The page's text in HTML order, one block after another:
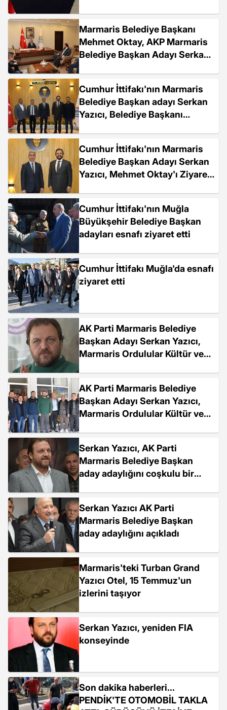
Marmaris Belediye Başkanı
Mehmet Oktay, AKP Marmaris
Belediye Başkan Adayı Serkan
Cumhur İttifakı'nın Marmaris
Belediye Başkan adayı Serkan
Yazıcı, Belediye Başkanı
Cumhur İttifakı'nın Marmaris
Belediye Başkan Adayı Serkan
Yazıcı, Mehmet Oktay'ı Ziyaret
Cumhur İttifakı'nın Muğla
Büyükşehir Belediye Başkan
adayları esnafı ziyaret etti
Cumhur İttifakı Muğla'da esnafı
ziyaret etti
AK Parti Marmaris Belediye
Başkan Adayı Serkan Yazıcı,
Marmaris Ordulular Kültür ve
AK Parti Marmaris Belediye
Başkan Adayı Serkan Yazıcı,
Marmaris Ordulular Kültür ve
Serkan Yazıcı, AK Parti
Marmaris Belediye Başkan
aday adaylığını coşkulu bir
Serkan Yazıcı AK Parti
Marmaris Belediye Başkan
aday adaylığını açıkladı
Marmaris'teki Turban Grand
Yazıcı Otel, 15 Temmuz'un
izlerini taşıyor
Serkan Yazıcı, yeniden FIA
konseyinde
Son dakika haberleri...
PENDİK'TE OTOMOBİL TAKLA